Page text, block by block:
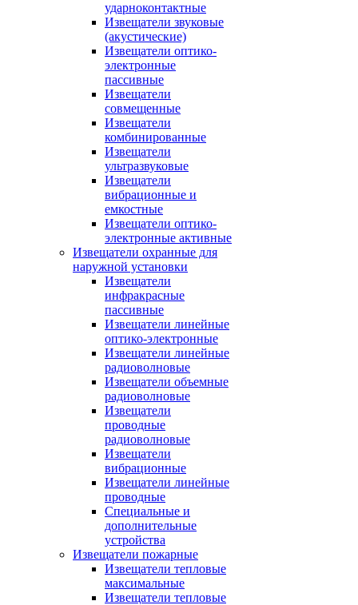
ударноконтактные
Извещатели звуковые
(акустические)
Извещатели оптико-
электронные
пассивные
Извещатели
совмещенные
Извещатели
комбинированные
Извещатели
ультразвуковые
Извещатели
вибрационные и
емкостные
Извещатели оптико-
электронные активные
Извещатели охранные для
наружной установки
Извещатели
инфракрасные
пассивные
Извещатели линейные
оптико-электронные
Извещатели линейные
радиоволновые
Извещатели объемные
радиоволновые
Извещатели
проводные
радиоволновые
Извещатели
вибрационные
Извещатели линейные
проводные
Специальные и
дополнительные
устройства
Извещатели пожарные
Извещатели тепловые
максимальные
Извещатели тепловые